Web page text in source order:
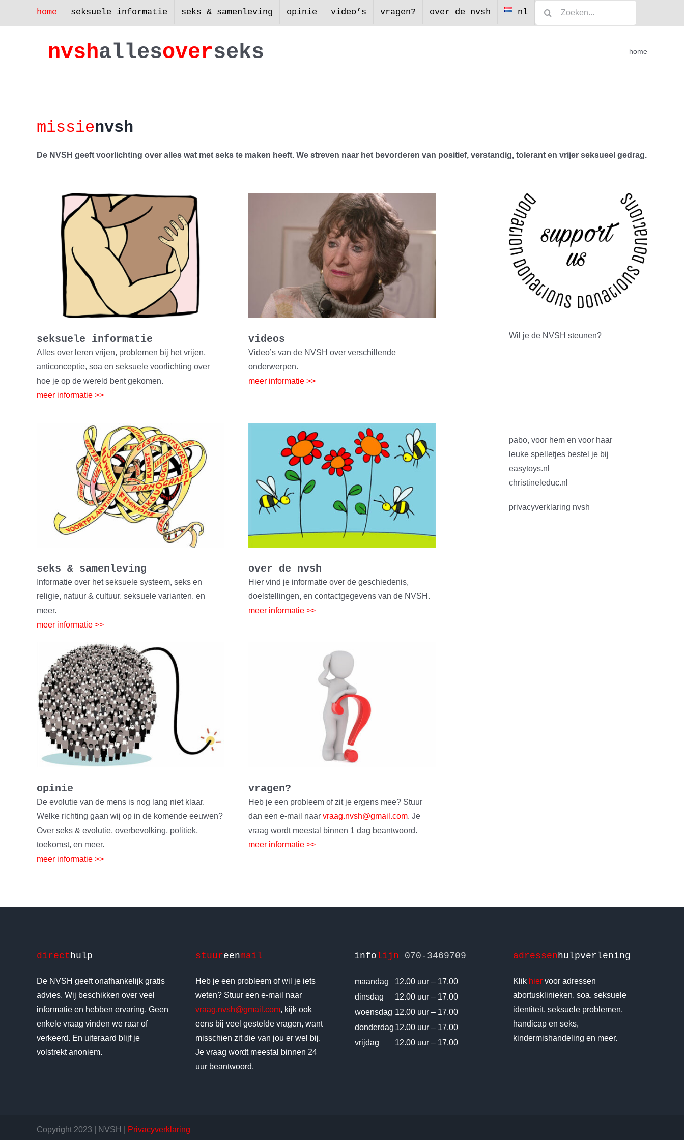
home seksuele informatie seks & samenleving opinie video’s vragen? over de nvsh nl
naar:
home
nvshallesoverseks
missienvsh
De NVSH geeft voorlichting over alles wat met seks te maken heeft. We streven naar het bevorderen van positief, verstandig, tolerant en vrijer seksueel gedrag.
seksuele informatie
Alles over leren vrijen, problemen bij het vrijen,
anticonceptie, soa en seksuele voorlichting over
hoe je op de wereld bent gekomen.
meer informatie >>
videos
Video’s van de NVSH over verschillende
onderwerpen.
meer informatie >>
Wil je de NVSH steunen?
seks & samenleving
Informatie over het seksuele systeem, seks en
religie, natuur & cultuur, seksuele varianten, en
meer.
meer informatie >>
over de nvsh
Hier vind je informatie over de geschiedenis,
doelstellingen, en contactgegevens van de NVSH.
meer informatie >>
pabo, voor hem en voor haar
leuke spelletjes bestel je bij
easytoys.nl
christineleduc.nl
privacyverklaring nvsh
opinie
De evolutie van de mens is nog lang niet klaar.
Welke richting gaan wij op in de komende eeuwen?
Over seks & evolutie, overbevolking, politiek,
toekomst, en meer.
meer informatie >>
vragen?
Heb je een probleem of zit je ergens mee? Stuur
dan een e-mail naar vraag.nvsh@gmail.com. Je
vraag wordt meestal binnen 1 dag beantwoord.
meer informatie >>
direct hulp
De NVSH geeft onafhankelijk gratis
advies. Wij beschikken over veel
informatie en hebben ervaring. Geen
enkele vraag vinden we raar of
verkeerd. En uiteraard blijf je
volstrekt anoniem.
stuureenmail
Heb je een probleem of wil je iets
weten? Stuur een e-mail naar
vraag.nvsh@gmail.com, kijk ook
eens bij veel gestelde vragen, want
misschien zit die van jou er wel bij.
Je vraag wordt meestal binnen 24
uur beantwoord.
infolijn 070-3469709
maandag
12.00 uur – 17.00
dinsdag
12.00 uur – 17.00
woensdag 12.00 uur – 17.00
donderdag 12.00 uur – 17.00
vrijdag
12.00 uur – 17.00
adressen hulpverlening
Klik hiervoor adressen
abortusklinieken, soa, seksuele
identiteit, seksuele problemen,
handicap en seks,
kindermishandeling en meer.
Copyright 2023 | NVSH | Privacyverklaring